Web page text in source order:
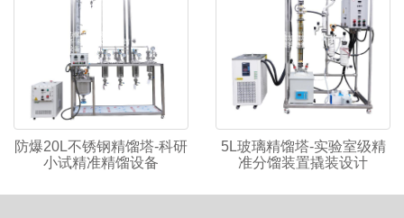
防爆20L不锈钢精馏塔-科研
小试精准精馏设备
5L玻璃精馏塔-实验室级精
准分馏装置撬装设计